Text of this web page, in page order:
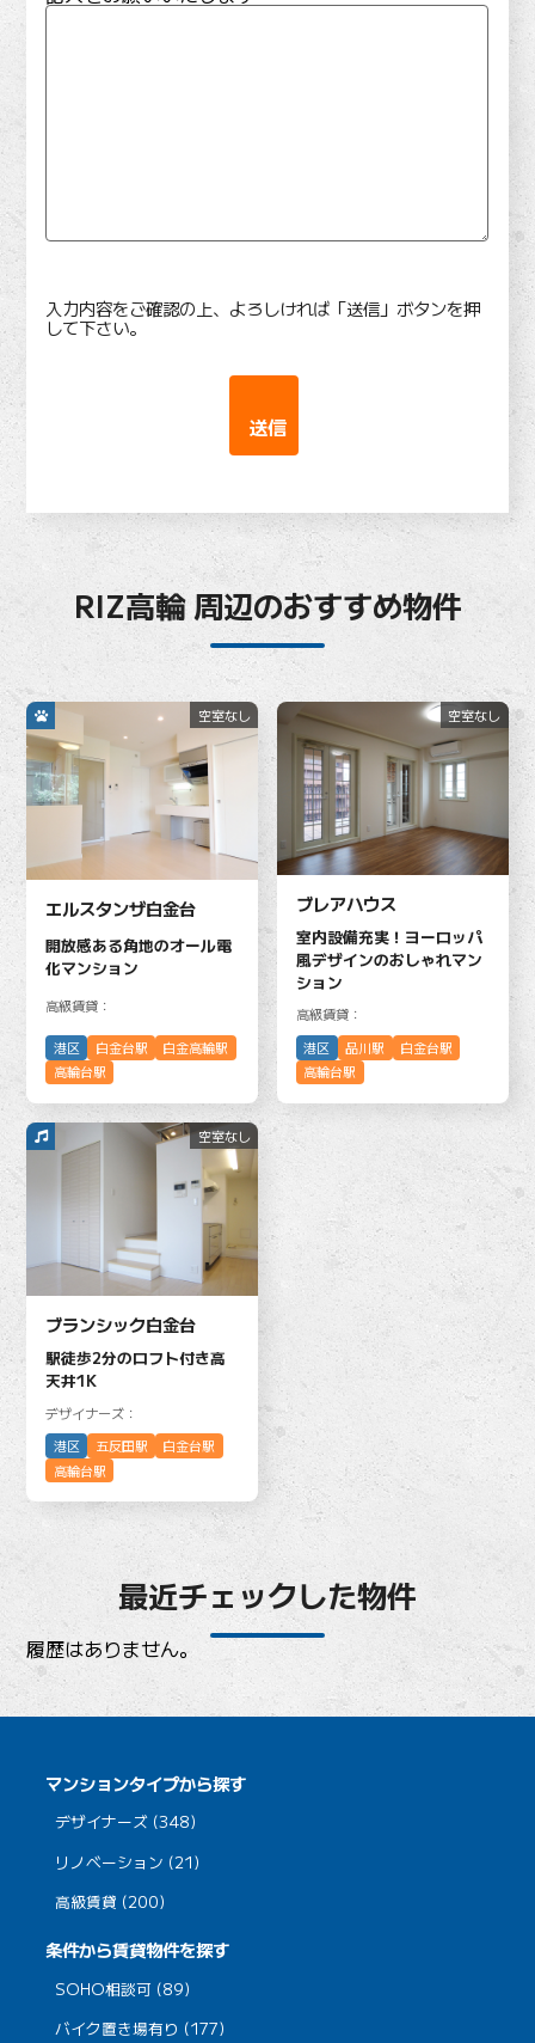
入力内容をご確認の上、よろしければ「送信」ボタンを押
して下さい。
RIZ高輪 周辺のおすすめ物件
エルスタンザ白金台
開放感ある角地のオール電
化マンション
高級賃貸：
港区 白金台駅
白金高輪駅
高輪台駅
空室なし
ブレアハウス
室内設備充実！ヨーロッパ
風デザインのおしゃれマン
ション
高級賃貸：
港区
品川駅
白金台駅
高輪台駅
空室なし
ブランシック白金台
駅徒歩2分のロフト付き高
天井1K
デザイナーズ：
港区
五反田駅
白金台駅
高輪台駅
空室なし
最近チェックした物件
履歴はありません。
マンションタイプから探す
デザイナーズ (348)
リノベーション (21)
高級賃貸 (200)
条件から賃貸物件を探す
SOHO相談可 (89)
バイク置き場有り (177)